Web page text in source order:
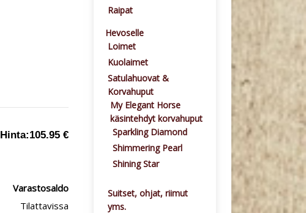
Hinta:105.95 €
Varastosaldo
Tilattavissa
Raipat
Hevoselle
Loimet
Kuolaimet
Satulahuovat &
Korvahuput
My Elegant Horse
käsintehdyt korvahuput
Sparkling Diamond
Shimmering Pearl
Shining Star
Suitset, ohjat, riimut
yms.